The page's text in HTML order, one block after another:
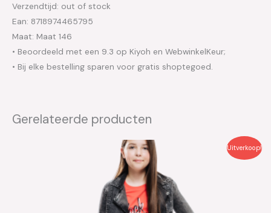
Verzendtijd: out of stock
Ean: 8718974465795
Maat: Maat 146
• Beoordeeld met een 9.3 op Kiyoh en WebwinkelKeur;
• Bij elke bestelling sparen voor gratis shoptegoed.
Gerelateerde producten
Uitverkoop!